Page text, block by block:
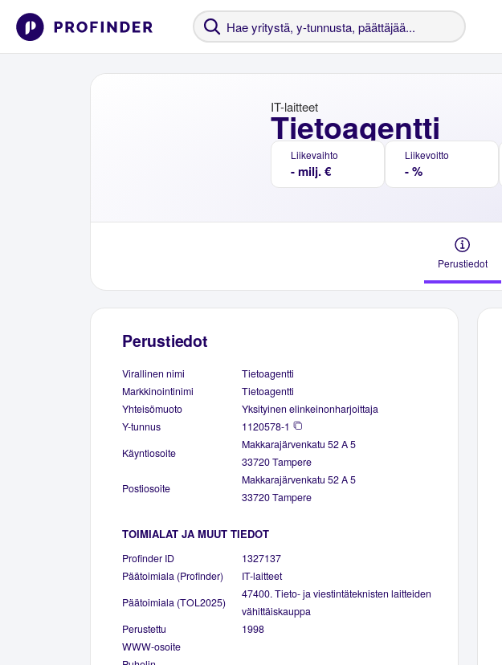
Tietoagentti
IT-laitteet
Liikevaihto
- milj. €
Liikevoitto
- %
Perustiedot
Perustiedot
Virallinen nimi
Tietoagentti
Markkinointinimi
Tietoagentti
Yhteisömuoto
Yksityinen elinkeinonharjoittaja
Y-tunnus
1120578-1
Käyntiosoite
Makkarajärvenkatu 52 A 5
33720 Tampere
Postiosoite
Makkarajärvenkatu 52 A 5
33720 Tampere
TOIMIALAT JA MUUT TIEDOT
Profinder ID
1327137
Päätoimiala (Profinder)
IT-laitteet
Päätoimiala (TOL2025)
47400. Tieto- ja viestintäteknisten laitteiden
vähittäiskauppa
Perustettu
1998
WWW-osoite